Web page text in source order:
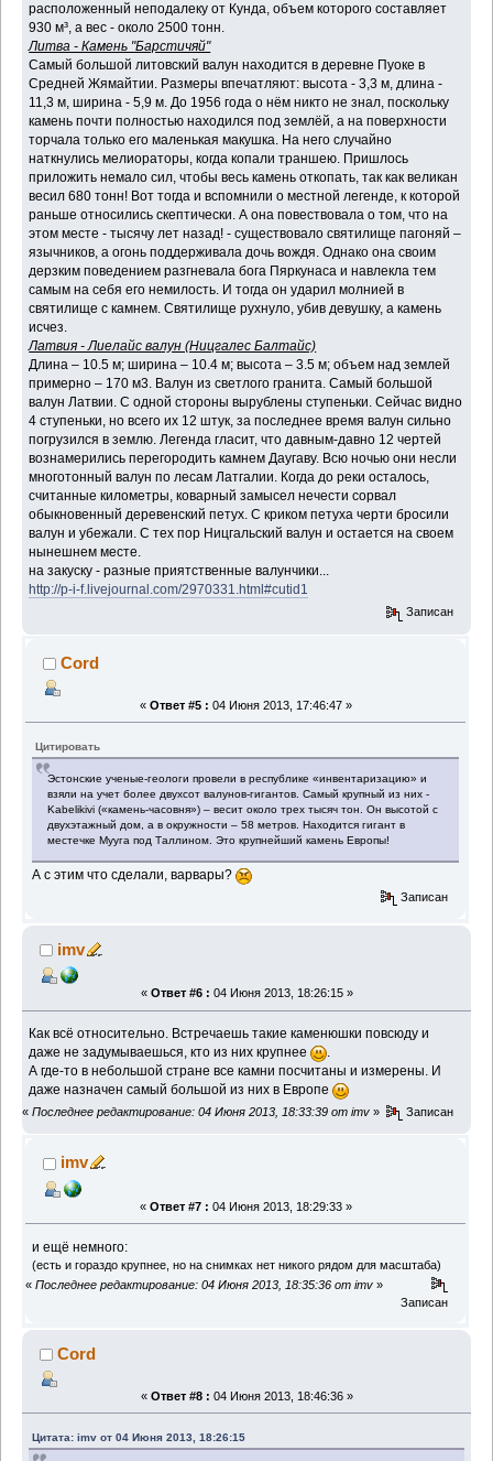
расположенный неподалеку от Кунда, объем которого составляет
930 м³, а вес - около 2500 тонн.
Литва - Камень "Барстичяй"
Самый большой литовский валун находится в деревне Пуоке в
Средней Жямайтии. Размеры впечатляют: высота - 3,3 м, длина -
11,3 м, ширина - 5,9 м. До 1956 года о нём никто не знал, поскольку
камень почти полностью находился под землёй, а на поверхности
торчала только его маленькая макушка. На него случайно
наткнулись мелиораторы, когда копали траншею. Пришлось
приложить немало сил, чтобы весь камень откопать, так как великан
весил 680 тонн! Вот тогда и вспомнили о местной легенде, к которой
раньше относились скептически. А она повествовала о том, что на
этом месте - тысячу лет назад! - существовало святилище пагоняй –
язычников, а огонь поддерживала дочь вождя. Однако она своим
дерзким поведением разгневала бога Пяркунаса и навлекла тем
самым на себя его немилость. И тогда он ударил молнией в
святилище с камнем. Святилище рухнуло, убив девушку, а камень
исчез.
Латвия - Лиелайс валун (Ницгалес Балтайс)
Длина – 10.5 м; ширина – 10.4 м; высота – 3.5 м; объем над землей
примерно – 170 м3. Валун из светлого гранита. Самый большой
валун Латвии. С одной стороны вырублены ступеньки. Сейчас видно
4 ступеньки, но всего их 12 штук, за последнее время валун сильно
погрузился в землю. Легенда гласит, что давным-давно 12 чертей
вознамерились перегородить камнем Даугаву. Всю ночью они несли
многотонный валун по лесам Латгалии. Когда до реки осталось,
считанные километры, коварный замысел нечести сорвал
обыкновенный деревенский петух. С криком петуха черти бросили
валун и убежали. С тех пор Ницгальский валун и остается на своем
нынешнем месте.
на закуску - разные приятственные валунчики...
http://p-i-f.livejournal.com/2970331.html#cutid1
Записан
Cord
« Ответ #5 : 04 Июня 2013, 17:46:47 »
Цитировать
Эстонские ученые-геологи провели в республике «инвентаризацию» и
взяли на учет более двухсот валунов-гигантов. Самый крупный из них -
Kabеlikivi («камень-часовня») – весит около трех тысяч тон. Он высотой с
двухэтажный дом, а в окружности – 58 метров. Находится гигант в
местечке Мууга под Таллином. Это крупнейший камень Европы!
А с этим что сделали, варвары?
Записан
imv
« Ответ #6 : 04 Июня 2013, 18:26:15 »
Как всё относительно. Встречаешь такие каменюшки повсюду и
даже не задумываешься, кто из них крупнее
.
А где-то в небольшой стране все камни посчитаны и измерены. И
даже назначен самый большой из них в Европе
« Последнее редактирование: 04 Июня 2013, 18:33:39 от imv » Записан
imv
« Ответ #7 : 04 Июня 2013, 18:29:33 »
и ещё немного:
(есть и гораздо крупнее, но на снимках нет никого рядом для масштаба)
« Последнее редактирование: 04 Июня 2013, 18:35:36 от imv »
Записан
Cord
« Ответ #8 : 04 Июня 2013, 18:46:36 »
Цитата: imv от 04 Июня 2013, 18:26:15